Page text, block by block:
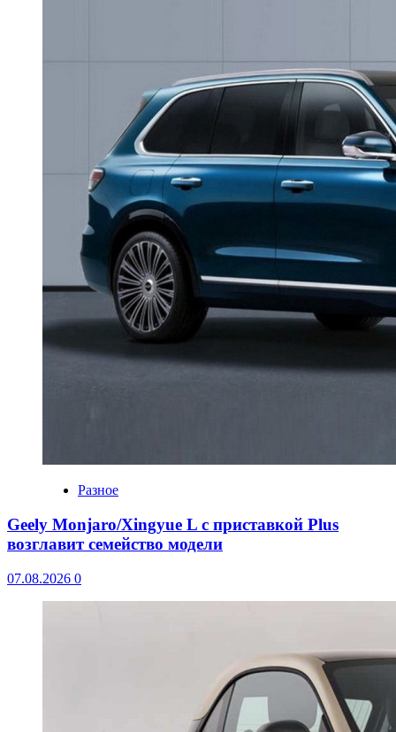
Разное
Geely Monjaro/Xingyue L с приставкой Plus
возглавит семейство модели
07.08.2026 0